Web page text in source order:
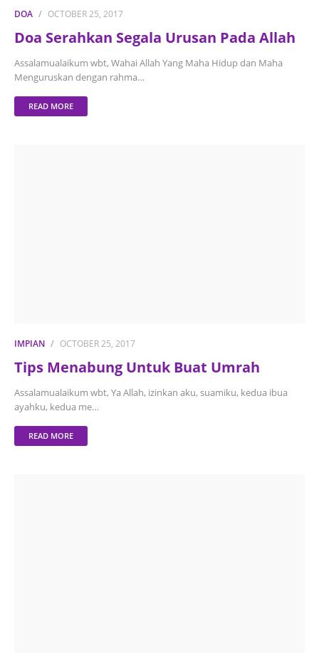
DOA OCTOBER 25, 2017
Doa Serahkan Segala Urusan Pada Allah
Assalamualaikum wbt, Wahai Allah Yang Maha Hidup dan Maha
Menguruskan dengan rahma…
READ MORE
IMPIAN OCTOBER 25, 2017
Tips Menabung Untuk Buat Umrah
Assalamualaikum wbt, Ya Allah, izinkan aku, suamiku, kedua ibua
ayahku, kedua me…
READ MORE